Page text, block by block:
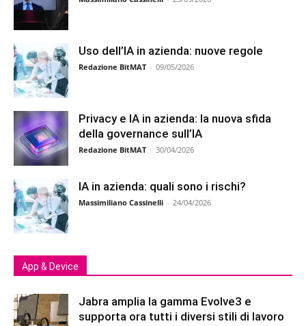
Uso dell’IA in azienda: nuove regole
Redazione BitMAT - 09/05/2026
Privacy e IA in azienda: la nuova sfida
della governance sull’IA
Redazione BitMAT - 30/04/2026
IA in azienda: quali sono i rischi?
Massimiliano Cassinelli - 24/04/2026
App & Device
Jabra amplia la gamma Evolve3 e
supporta ora tutti i diversi stili di lavoro